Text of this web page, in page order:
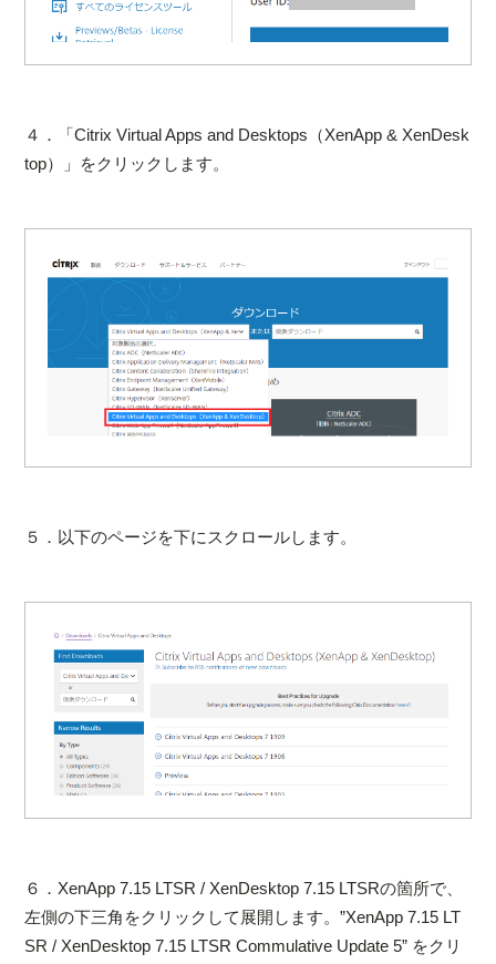
４．「Citrix Virtual Apps and Desktops（XenApp & XenDesk
top）」をクリックします。
５．以下のページを下にスクロールします。
６．XenApp 7.15 LTSR / XenDesktop 7.15 LTSRの箇所で、
左側の下三角をクリックして展開します。”XenApp 7.15 LT
SR / XenDesktop 7.15 LTSR Commulative Update 5” をクリ